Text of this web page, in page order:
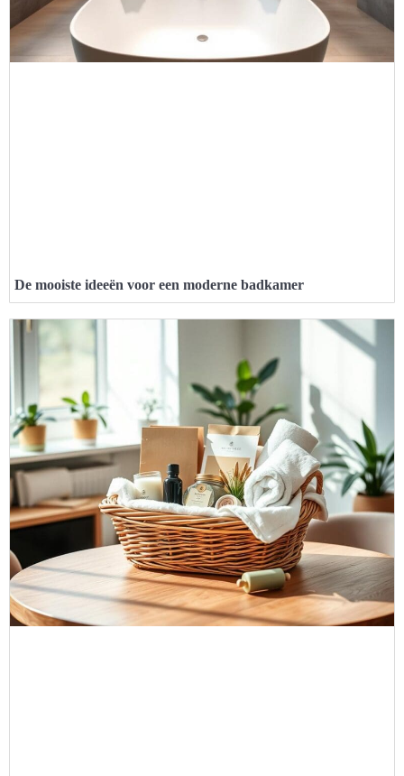
De mooiste ideeën voor een moderne badkamer